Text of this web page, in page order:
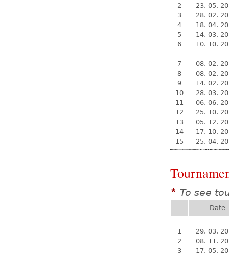
2
23. 05.
3
28. 02.
4
18. 04.
5
14. 03.
6
10. 10.
7
08. 02.
8
08. 02.
9
14. 02.
10
28. 03.
11
06. 06.
12
25. 10.
13
05. 12.
14
17. 10.
15
25. 04.
* To see
Date
1
29. 03.
2
08. 11.
3
17. 05.